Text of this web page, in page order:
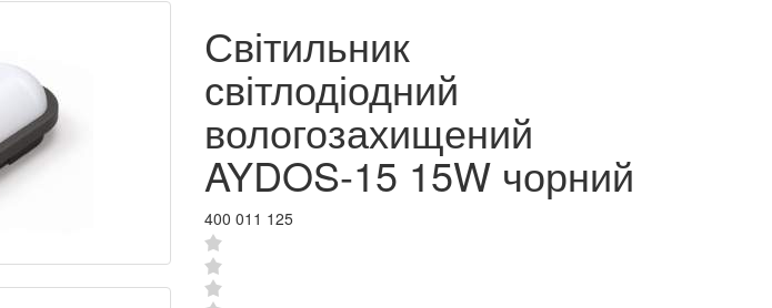
Світильник
світлодіодний
вологозахищений
AYDOS-15 15W чорний
400 011 125